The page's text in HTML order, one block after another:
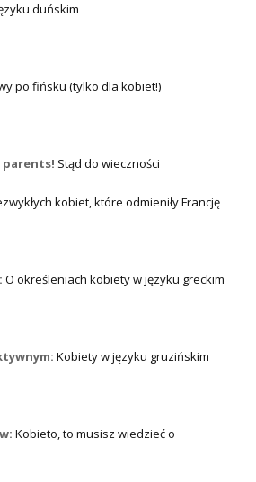
duńskim
po fińsku (tylko dla kobiet!)
parents! Stąd do wieczności
kobiet, które odmieniły Francję
O określeniach kobiety w języku greckim
Kobiety w języku gruzińskim
Kobieto, to musisz wiedzieć o